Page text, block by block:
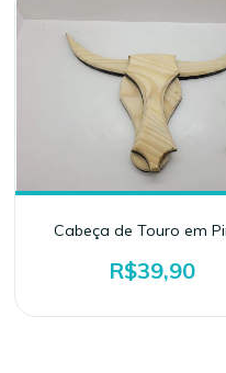
Cabeça de Touro em
R$39,90